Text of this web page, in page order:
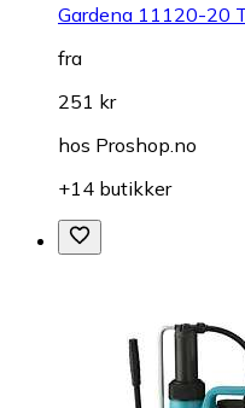
Gardena 11120-20
fra
251 kr
hos Proshop.no
+14 butikker